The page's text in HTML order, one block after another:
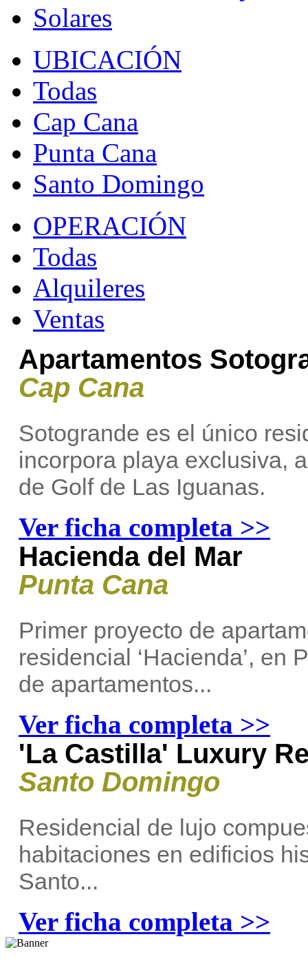
Solares
UBICACIÓN
Todas
Cap Cana
Punta Cana
Santo Domingo
OPERACIÓN
Todas
Alquileres
Ventas
Apartamentos
Cap Cana
Sotogrande es el único
incorpora playa exclusiva,
de Golf de Las Iguanas.
Ver ficha completa >>
Hacienda del Mar
Punta Cana
Primer proyecto de
residencial ‘Hacienda’, en
de apartamentos...
Ver ficha completa >>
'La Castilla' Luxury
Santo Domingo
Residencial de lujo
habitaciones en edificios
Santo...
Ver ficha completa >>